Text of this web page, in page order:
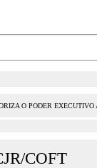
O PODER
COFT